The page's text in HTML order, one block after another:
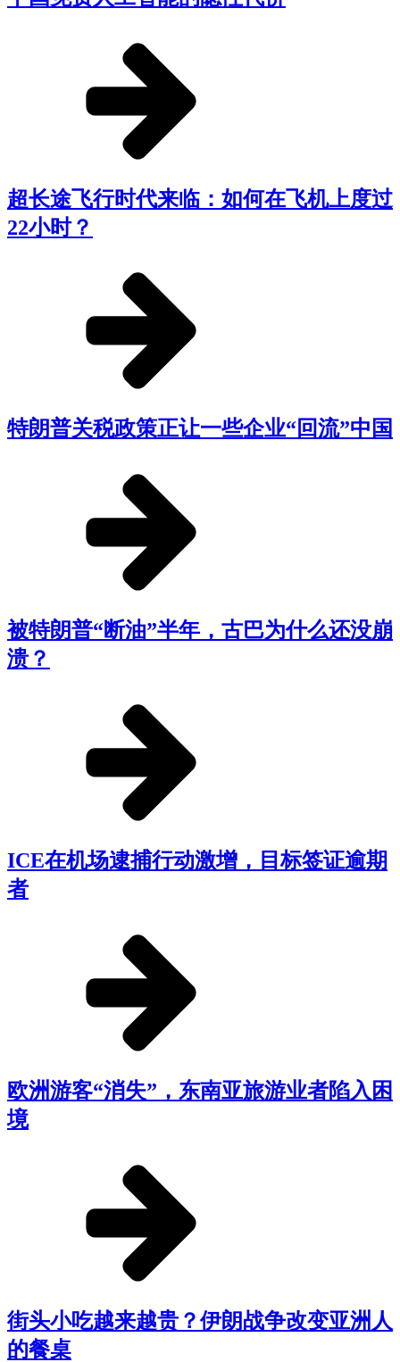
超长途飞行时代来临：如何在飞机上度过
22小时？
特朗普关税政策正让一些企业“回流”中国
被特朗普“断油”半年，古巴为什么还没崩
溃？
ICE在机场逮捕行动激增，目标签证逾期
者
欧洲游客“消失”，东南亚旅游业者陷入困
境
街头小吃越来越贵？伊朗战争改变亚洲人
的餐桌